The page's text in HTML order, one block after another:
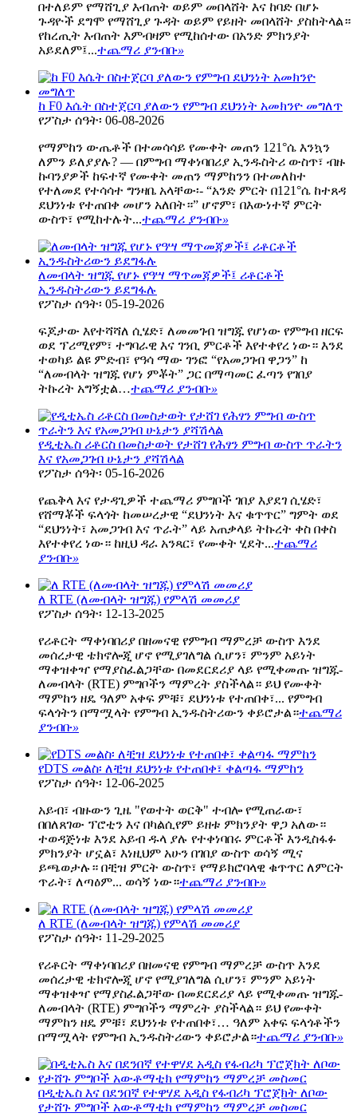
በተለይም የማሸጊያ እብጠት ወይም መበላሸት እና ከባድ በሆኑ
ጉዳዮች ደግሞ የማሸጊያ ጉዳት ወይም የይዘት መበላሸት ያስከትላል።
የከረጢት እብጠት እምብዛም የሚከሰተው በአንድ ምክንያት
አይደለም፤...ተጨማሪ ያንብቡ»
ከ F0 እሴት በስተጀርባ ያለውን የምግብ ደህንነት አመክንዮ መግለጥ
የፖስታ ሰዓት፡ 06-08-2026
የማምከን ውጤቶች በተመሳሳይ የሙቀት መጠን 121°ሴ እንኳን
ለምን ይለያያሉ? — በምግብ ማቀነባበሪያ ኢንዱስትሪ ውስጥ፣ ብዙ
ኩባንያዎች ከፍተኛ የሙቀት መጠን ማምከንን በተመለከተ
የተለመደ የተሳሳተ ግንዛቤ አላቸው፡- “አንድ ምርት በ121°ሴ ከተጸዳ
ደህንነቱ የተጠበቀ መሆን አለበት።” ሆኖም፣ በእውነተኛ ምርት
ውስጥ፣ የሚከተሉት...ተጨማሪ ያንብቡ»
ለመብላት ዝግጁ የሆኑ የዓሣ ማጥመጃዎች፤ ሪቶርቶች
ኢንዱስትሪውን ይደግፋሉ
የፖስታ ሰዓት፡ 05-19-2026
ፍጆታው እየተሻሻለ ሲሄድ፣ ለመመገብ ዝግጁ የሆነው የምግብ ዘርፍ
ወደ ፕሪሚየም፣ ተግባራዊ እና ገንቢ ምርቶች እየተቀየረ ነው። እንደ
ተወካይ ልዩ ምድብ፣ የዓሳ ማው ገንፎ “የአመጋገብ ዋጋን” ከ
“ለመብላት ዝግጁ የሆነ ምቾት” ጋር በማጣመር ፈጣን የገበያ
ትኩረት አግኝቷል…ተጨማሪ ያንብቡ»
የዲቲኤስ ሪቶርስ በመስታወት የታሸገ የሕፃን ምግብ ውስጥ ጥራትን
እና የአመጋገብ ሁኔታን ያሻሽላል
የፖስታ ሰዓት፡ 05-16-2026
የጨቅላ እና የታዳጊዎች ተጨማሪ ምግቦች ገበያ እያደገ ሲሄድ፣
የሸማቾች ፍላጎት ከመሠረታዊ “ደህንነት እና ቁጥጥር” ግምት ወደ
“ደህንነት፣ አመጋገብ እና ጥራት” ላይ አጠቃላይ ትኩረት ቀስ በቀስ
እየተቀየረ ነው። ከዚህ ዳራ አንጻር፣ የሙቀት ሂደት...ተጨማሪ
ያንብቡ»
ለ RTE (ለመብላት ዝግጁ) የምላሽ መመሪያ
የፖስታ ሰዓት፡ 12-13-2025
የሪቶርት ማቀነባበሪያ በዘመናዊ የምግብ ማምረቻ ውስጥ እንደ
መሰረታዊ ቴክኖሎጂ ሆኖ የሚያገለግል ሲሆን፣ ምንም አይነት
ማቀዝቀዣ የማያስፈልጋቸው በመደርደሪያ ላይ የሚቀመጡ ዝግጁ-
ለመብላት (RTE) ምግቦችን ማምረት ያስችላል። ይህ የሙቀት
ማምከን ዘዴ ዓለም አቀፍ ምቹ፣ ደህንነቱ የተጠበቀ፣... የምግብ
ፍላጎትን በማሟላት የምግብ ኢንዱስትሪውን ቀይሮታል።ተጨማሪ
ያንብቡ»
የDTS መልስ፡ ለቺዝ ደህንነቱ የተጠበቀ፣ ቀልጣፋ ማምከን
የፖስታ ሰዓት፡ 12-06-2025
አይብ፣ ብዙውን ጊዜ "የወተት ወርቅ" ተብሎ የሚጠራው፣
በበለጸገው ፕሮቲን እና በካልሲየም ይዘቱ ምክንያት ዋጋ አለው።
ተወዳጅነቱ እንደ አይብ ዱላ ያሉ የተቀነባበሩ ምርቶች እንዲስፋፉ
ምክንያት ሆኗል፣ እነዚህም አሁን በገበያ ውስጥ ወሳኝ ሚና
ይጫወታሉ። በቺዝ ምርት ውስጥ፣ የማይክሮባላዊ ቁጥጥር ለምርት
ጥራት፣ ለጣዕም... ወሳኝ ነው።ተጨማሪ ያንብቡ»
ለ RTE (ለመብላት ዝግጁ) የምላሽ መመሪያ
የፖስታ ሰዓት፡ 11-29-2025
የሪቶርት ማቀነባበሪያ በዘመናዊ የምግብ ማምረቻ ውስጥ እንደ
መሰረታዊ ቴክኖሎጂ ሆኖ የሚያገለግል ሲሆን፣ ምንም አይነት
ማቀዝቀዣ የማያስፈልጋቸው በመደርደሪያ ላይ የሚቀመጡ ዝግጁ-
ለመብላት (RTE) ምግቦችን ማምረት ያስችላል። ይህ የሙቀት
ማምከን ዘዴ ምቹ፣ ደህንነቱ የተጠበቀ፣… ዓለም አቀፍ ፍላጎቶችን
በማሟላት የምግብ ኢንዱስትሪውን ቀይሮታል።ተጨማሪ ያንብቡ»
በዲቲኤስ እና በደንበኛ የተዋሃደ አዲስ የፋብሪካ ፕሮጀክት ለቦው
የታሸጉ ምግቦች አውቶማቲክ የማምከን ማምረቻ መስመር